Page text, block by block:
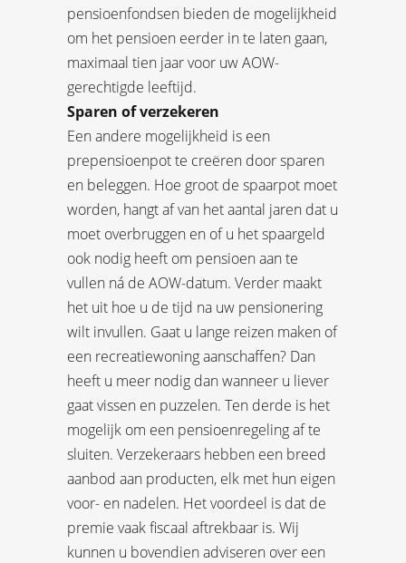
pensioenfondsen bieden de mogelijkheid
om het pensioen eerder in te laten gaan,
maximaal tien jaar voor uw AOW-
gerechtigde leeftijd.
Sparen of verzekeren
Een andere mogelijkheid is een
prepensioenpot te creëren door sparen
en beleggen. Hoe groot de spaarpot moet
worden, hangt af van het aantal jaren dat u
moet overbruggen en of u het spaargeld
ook nodig heeft om pensioen aan te
vullen ná de AOW-datum. Verder maakt
het uit hoe u de tijd na uw pensionering
wilt invullen. Gaat u lange reizen maken of
een recreatiewoning aanschaffen? Dan
heeft u meer nodig dan wanneer u liever
gaat vissen en puzzelen. Ten derde is het
mogelijk om een pensioenregeling af te
sluiten. Verzekeraars hebben een breed
aanbod aan producten, elk met hun eigen
voor- en nadelen. Het voordeel is dat de
premie vaak fiscaal aftrekbaar is. Wij
kunnen u bovendien adviseren over een